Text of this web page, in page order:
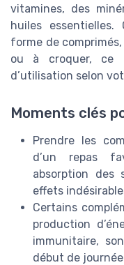
vitamines, des
huiles
forme de
ou à croquer, ce
d’utilisation selon
Moments clés
Prendre les
d’un repas
absorption des
effets
Certains
production
immunitaire,
début de